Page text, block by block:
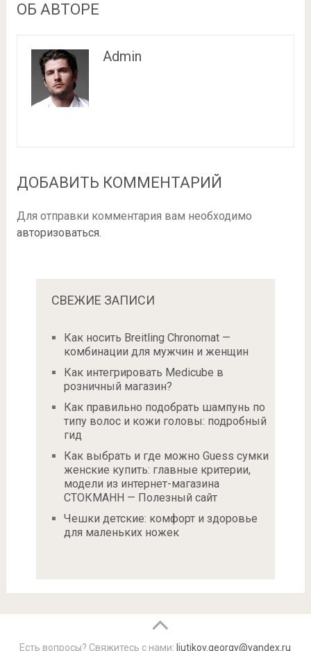
ОБ АВТОРЕ
Admin
ДОБАВИТЬ КОММЕНТАРИЙ
Для отправки комментария вам необходимо
авторизоваться.
СВЕЖИЕ ЗАПИСИ
Как носить Breitling Chronomat —
комбинации для мужчин и женщин
Как интегрировать Medicube в
розничный магазин?
Как правильно подобрать шампунь по
типу волос и кожи головы: подробный
гид
Как выбрать и где можно Guess сумки
женские купить: главные критерии,
модели из интернет-магазина
СТОКМАНН — Полезный сайт
Чешки детские: комфорт и здоровье
для маленьких ножек
Есть вопросы? Свяжитесь с нами: liutikov.georgy@yandex.ru